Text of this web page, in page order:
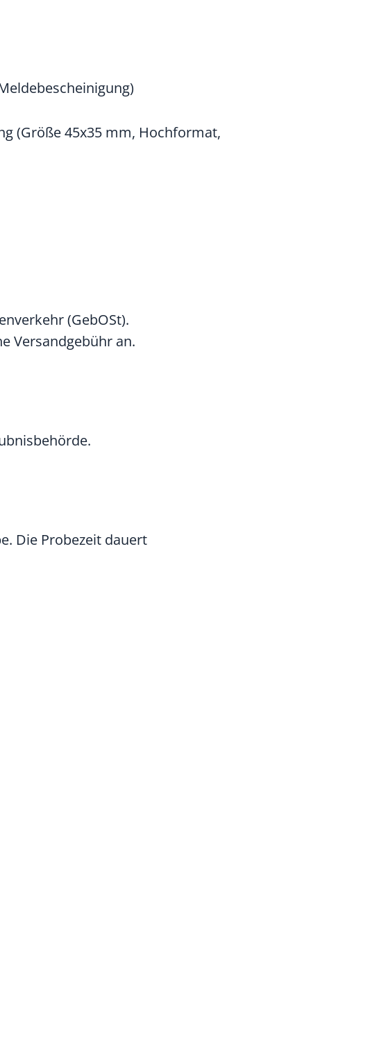
(Größe 45x35 mm, Hochformat,
(GebOSt).
Versandgebühr an.
Die Probezeit dauert